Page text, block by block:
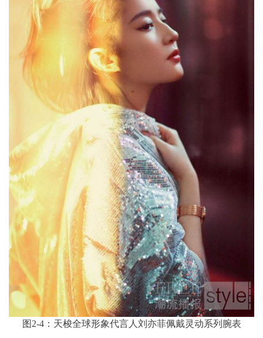
图2-4：天梭全球形象代言人刘亦菲佩戴灵动系列腕表